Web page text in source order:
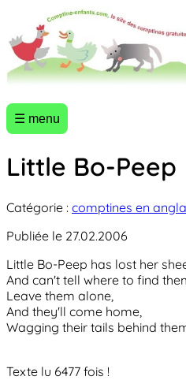
☰ menu
Little Bo-Peep
Catégorie : comptines en
Publiée le 27.02.2006
Little Bo-Peep has lost her
And can't tell where to find
Leave them alone,
And they'll come home,
Wagging their tails behind
Texte lu 6477 fois !